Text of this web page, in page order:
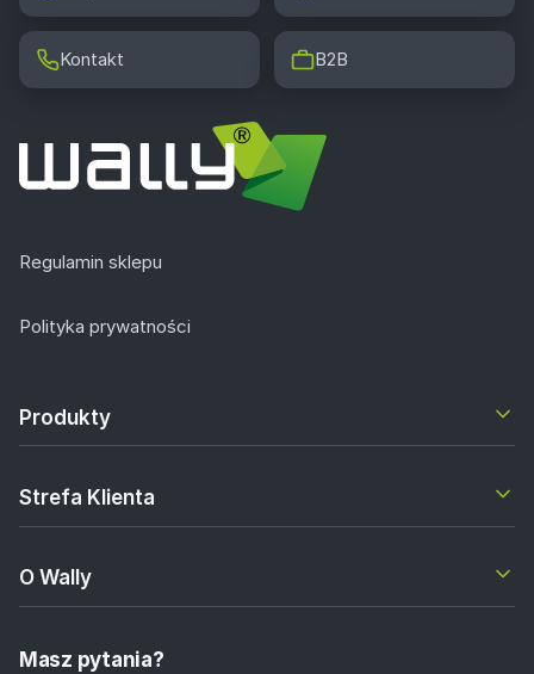
Kontakt B2B
Regulamin sklepu
Polityka prywatności
Produkty
Strefa Klienta
O Wally
Masz pytania?